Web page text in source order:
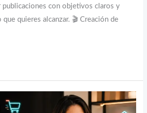
publicaciones con objetivos claros y
que quieres alcanzar. 🎬 Creación de